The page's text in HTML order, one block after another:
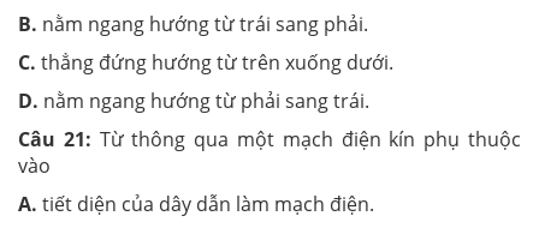
B. nằm ngang hướng từ trái sang phải.
C. thẳng đứng hướng từ trên xuống dưới.
D. nằm ngang hướng từ phải sang trái.
Câu 21: Từ thông qua một mạch điện kín phụ thuộc
vào
A. tiết diện của dây dẫn làm mạch điện.